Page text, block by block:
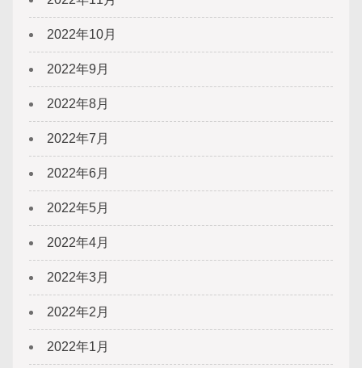
2022年10月
2022年9月
2022年8月
2022年7月
2022年6月
2022年5月
2022年4月
2022年3月
2022年2月
2022年1月